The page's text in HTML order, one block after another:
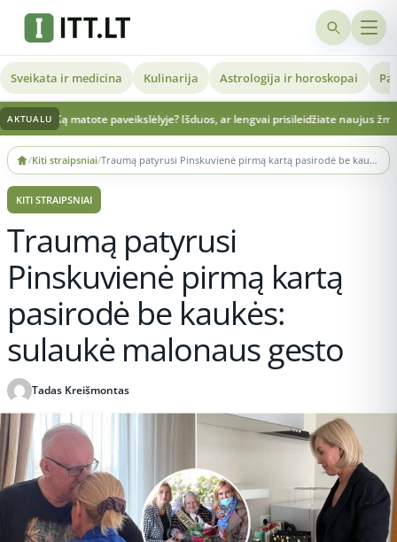
Sveikata ir medicina Kulinarija Astrologija ir horoskopai
AKTUALUpaveikslėlyje? Išduos, ar lengvai prisileidžiate naujus žmonesPrabilo
Skip
to
content
/Kiti straipsniai/ Traumą patyrusi Pinskuvienė pirmą kartą pasirodė be kaukės: sulaukė malonaus gesto
KITI STRAIPSNIAI
Traumą patyrusi
Pinskuvienė pirmą kartą
pasirodė be kaukės:
sulaukė malonaus gesto
Tadas Kreišmontas